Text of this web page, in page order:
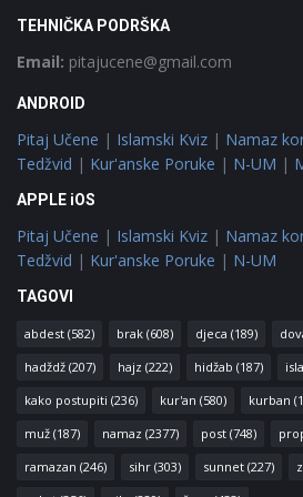
TEHNIČKA PODRŠKA
Email: pitajucene@gmail.com
ANDROID
Pitaj Učene | Islamski Kviz | Namaz
Tedžvid | Kur'anske Poruke | N-UM |
APPLE iOS
Pitaj Učene | Islamski Kviz | Namaz
Tedžvid | Kur'anske Poruke | N-UM
TAGOVI
abdest (582) brak (608) djeca (189)
hadždž (207) hajz (222) hidžab (187)
kako postupiti (236) kur'an (580) kurban
muž (187) namaz (2377) post (748)
ramazan (246) sihr (303) sunnet (227)